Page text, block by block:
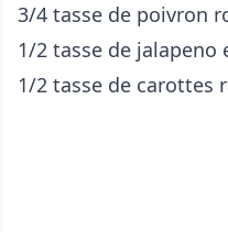
3/4 tasse de poivron
1/2 tasse de jalapeno
1/2 tasse de carottes